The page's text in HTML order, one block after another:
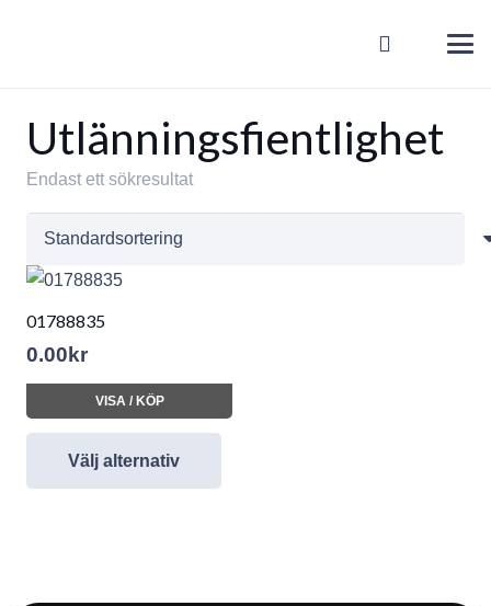
Utlänningsfientlighet
Endast ett sökresultat
01788835
0.00 kr
VISA / KÖP
Välj alternativ